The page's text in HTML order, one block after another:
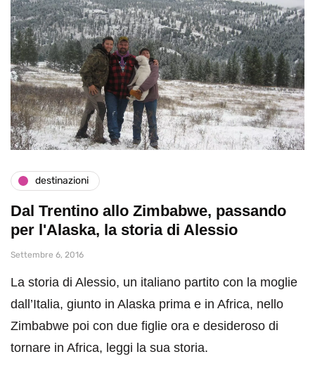
destinazioni
Dal Trentino allo Zimbabwe, passando
per l'Alaska, la storia di Alessio
Settembre 6, 2016
La storia di Alessio, un italiano partito con la moglie
dall’Italia, giunto in Alaska prima e in Africa, nello
Zimbabwe poi con due figlie ora e desideroso di
tornare in Africa, leggi la sua storia.